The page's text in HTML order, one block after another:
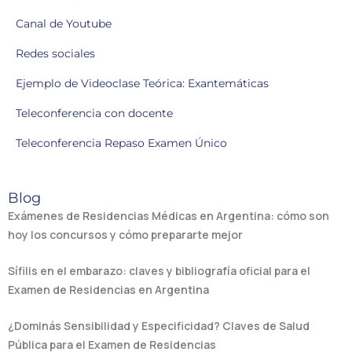
Canal de Youtube
Redes sociales
Ejemplo de Videoclase Teórica: Exantemáticas
Teleconferencia con docente
Teleconferencia Repaso Examen Único
Blog
Exámenes de Residencias Médicas en Argentina: cómo son
hoy los concursos y cómo prepararte mejor
Sífilis en el embarazo: claves y bibliografía oficial para el
Examen de Residencias en Argentina
¿Dominás Sensibilidad y Especificidad? Claves de Salud
Pública para el Examen de Residencias